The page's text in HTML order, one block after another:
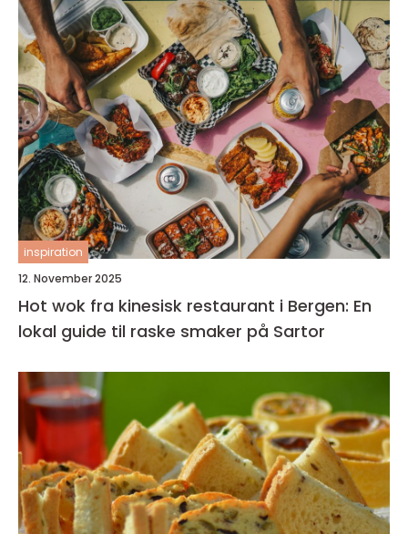
inspiration
12. November 2025
Hot wok fra kinesisk restaurant i Bergen: En
lokal guide til raske smaker på Sartor